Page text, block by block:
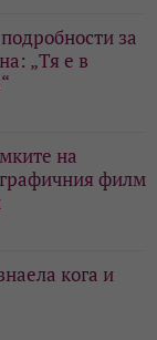
за
„Тя е в
на
филм
кога и